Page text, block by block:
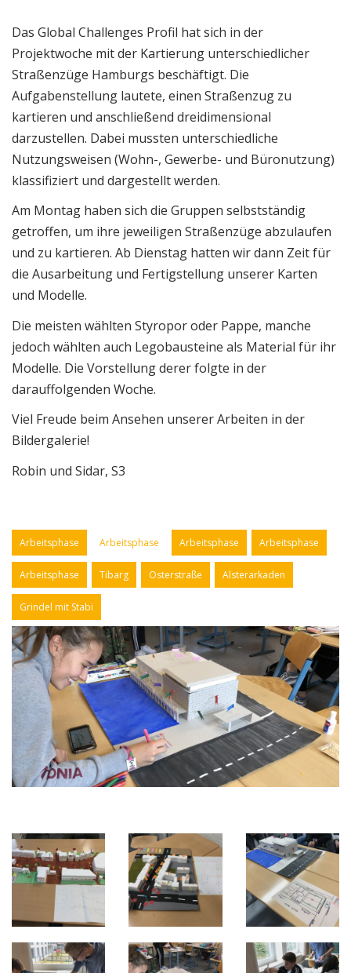
Das Global Challenges Profil hat sich in der
Projektwoche mit der Kartierung unterschiedlicher
Straßenzüge Hamburgs beschäftigt. Die
Aufgabenstellung lautete, einen Straßenzug zu
kartieren und anschließend dreidimensional
darzustellen. Dabei mussten unterschiedliche
Nutzungsweisen (Wohn-, Gewerbe- und Büronutzung)
klassifiziert und dargestellt werden.
Am Montag haben sich die Gruppen selbstständig
getroffen, um ihre jeweiligen Straßenzüge abzulaufen
und zu kartieren. Ab Dienstag hatten wir dann Zeit für
die Ausarbeitung und Fertigstellung unserer Karten
und Modelle.
Die meisten wählten Styropor oder Pappe, manche
jedoch wählten auch Legobausteine als Material für ihr
Modelle. Die Vorstellung derer folgte in der
darauffolgenden Woche.
Viel Freude beim Ansehen unserer Arbeiten in der
Bildergalerie!
Robin und Sidar, S3
Arbeitsphase Arbeitsphase Arbeitsphase Arbeitsphase
Arbeitsphase Tibarg Osterstraße Alsterarkaden
Grindel mit Stabi